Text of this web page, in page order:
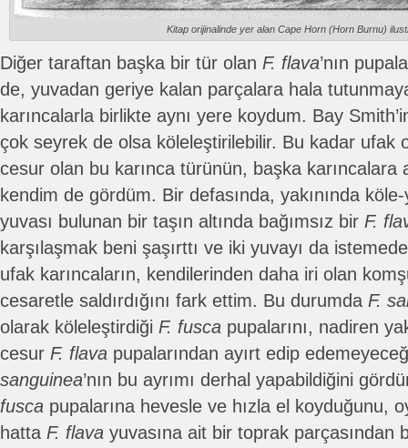
Kitap orijinalinde yer alan Cape Horn (Horn Burnu)
Diğer taraftan başka bir tür olan F. flava’nın
de, yuvadan geriye kalan parçalara hala
karıncalarla birlikte aynı yere koydum. Bay
çok seyrek de olsa köleleştirilebilir. Bu kadar ufak
cesur olan bu karınca türünün, başka karıncalara
kendim de gördüm. Bir defasında, yakınında köle-
yuvası bulunan bir taşın altında bağımsız bir F.
karşılaşmak beni şaşırttı ve iki yuvayı da
ufak karıncaların, kendilerinden daha iri olan
cesaretle saldırdığını fark ettim. Bu durumda F.
olarak köleleştirdiği F. fusca pupalarını, nadiren
cesur F. flava pupalarından ayırt edip
sanguinea’nın bu ayrımı derhal yapabildiğini
fusca pupalarına hevesle ve hızla el koyduğunu,
hatta F. flava yuvasına ait bir toprak parçasından